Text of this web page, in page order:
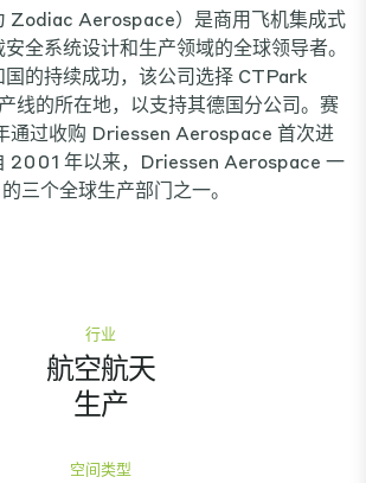
Zodiac Aerospace）是商用飞机集成式
全系统设计和生产领域的全球领导者。
的持续成功，该公司选择 CTPark
线的所在地，以支持其德国分公司。赛
通过收购 Driessen Aerospace 首次进
2001 年以来，Driessen Aerospace 一
三个全球生产部门之一。
行业
航空航天
生产
空间类型